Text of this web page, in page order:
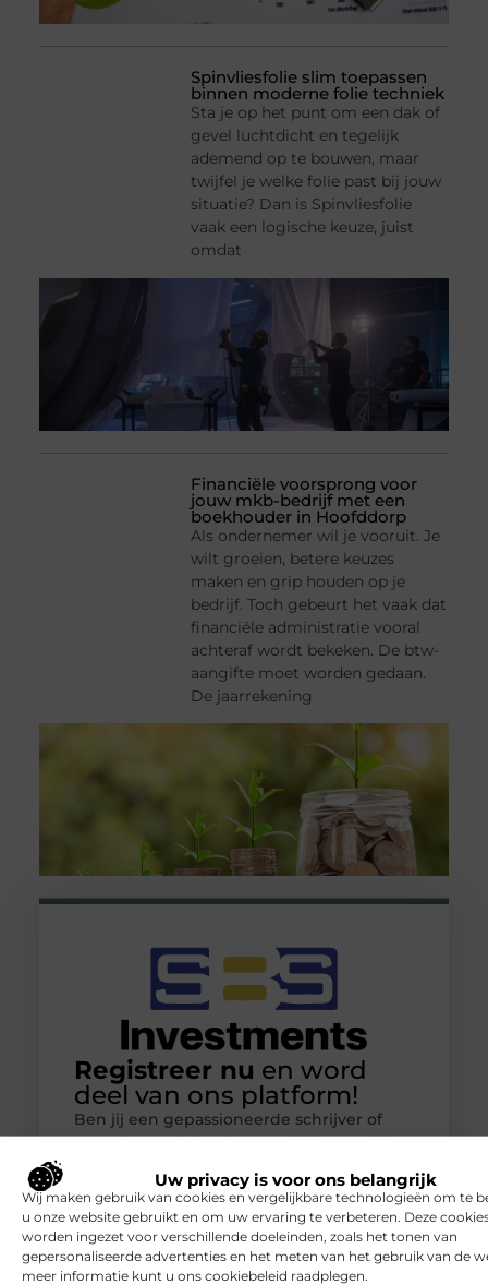
Uw privacy is voor ons belangrijk
Wij maken gebruik van cookies en vergelijkbare technologieën om te
u onze website gebruikt en om uw ervaring te verbeteren. Deze
worden ingezet voor verschillende doeleinden, zoals het tonen van
gepersonaliseerde advertenties en het meten van het gebruik van de
meer informatie kunt u ons cookiebeleid raadplegen.
Spinvliesfolie slim toepassen
binnen moderne folie techniek
Sta je op het punt om een dak of
gevel luchtdicht en tegelijk
ademend op te bouwen, maar
twijfel je welke folie past bij jouw
situatie? Dan is Spinvliesfolie
vaak een logische keuze, juist
omdat
Financiële voorsprong voor
jouw mkb-bedrijf met een
boekhouder in Hoofddorp
Als ondernemer wil je vooruit. Je
wilt groeien, betere keuzes
maken en grip houden op je
bedrijf. Toch gebeurt het vaak dat
financiële administratie vooral
achteraf wordt bekeken. De btw-
aangifte moet worden gedaan.
De jaarrekening
Registreer nu en word
deel van ons platform!
Ben jij een gepassioneerde schrijver of
een nieuwsgierige lezer? Sluit je aan bij
ontdek inspirerende blogs en bouw mee
aan een levendige community. Registreer
vandaag nog en begin met bloggen.